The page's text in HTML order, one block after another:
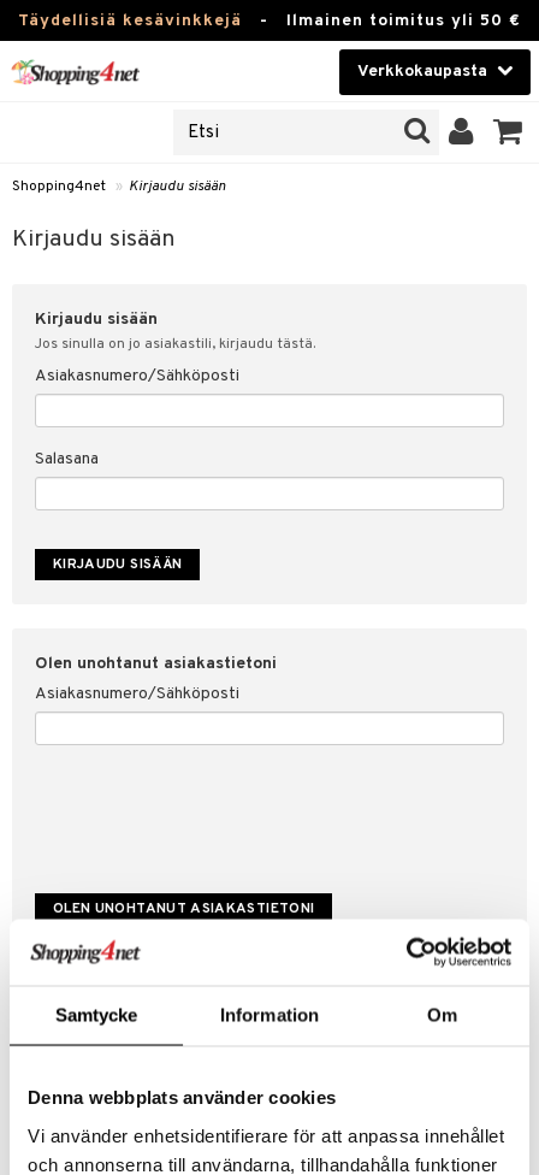
Samtycke Information Om
Denna webbplats använder cookies
Vi använder enhetsidentifierare för att anpassa innehållet
och annonserna till användarna, tillhandahålla funktioner
Täydellisiä kesävinkkejä - Ilmainen toimitus yli 50 €
Verkkokaupasta
Piilolinssit
Luontaistuotteet
Fitness
Koti & Sisustus
Lelut, Lapsi & Vauva
Tuotemerkkejä
Shopping4net » Kirjaudu sisään
Kirjaudu sisään
Kirjaudu sisään
Jos sinulla on jo asiakastili, kirjaudu tästä.
Asiakasnumero/Sähköposti
Salasana
Olen unohtanut asiakastietoni
Asiakasnumero/Sähköposti
Luo uusi asiakas
Hyviä tarjouksia
Kestotilaus
Arvostele tuotteita
Toivelistat
sisään
& vastauksia
myyntiehdot
suojaus